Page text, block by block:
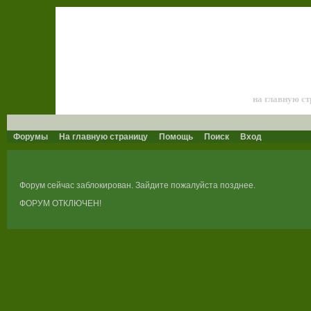
на главную
Форумы На главную страницу Помощь Поиск Вход
Форум сейчас заблокирован. Зайдите пожалуйста позднее.
ФОРУМ ОТКЛЮЧЕН!